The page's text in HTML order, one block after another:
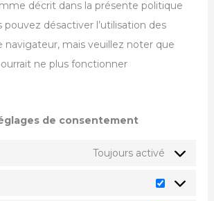
décrit dans la présente politique
pouvez désactiver l’utilisation des
navigateur, mais veuillez noter que
ne plus fonctionner
de consentement
Toujours activé